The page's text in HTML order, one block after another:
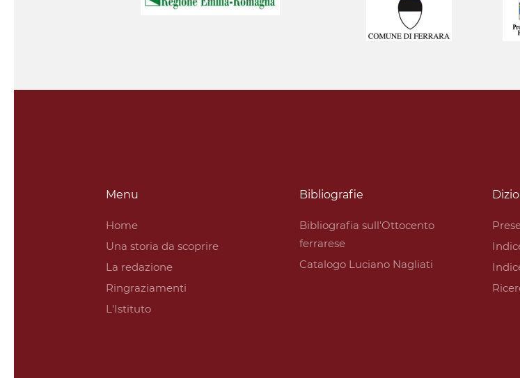
Menu
Home
Una storia da scoprire
La redazione
Ringraziamenti
L'Istituto
Bibliografie
Bibliografia sull'Ottocento
ferrarese
Catalogo Luciano Nagliati